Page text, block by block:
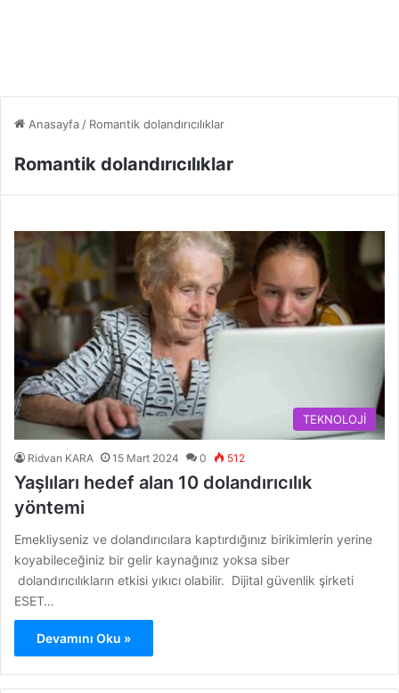
Anasayfa / Romantik dolandırıcılıklar
Romantik dolandırıcılıklar
TEKNOLOJİ
Ridvan KARA 15 Mart 2024 0 512
Yaşlıları hedef alan 10 dolandırıcılık
yöntemi
Emekliyseniz ve dolandırıcılara kaptırdığınız birikimlerin yerine
koyabileceğiniz bir gelir kaynağınız yoksa siber
dolandırıcılıkların etkisi yıkıcı olabilir. Dijital güvenlik şirketi
ESET…
Devamını Oku »